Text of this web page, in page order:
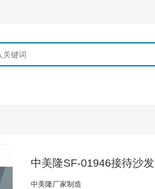
中美隆SF-01946接待沙发
中美隆厂家制造